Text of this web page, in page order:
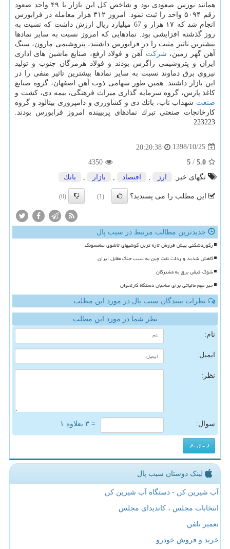
همانند بورس صعودی بود و شاخص كل این بازار با ۴۹ واحد صعود
رقم ۵۰۹۴ واحد را ثبت نمود. امروز ۳۱۲ هزار معامله در فرابورس
انجام شد كه ۱۷ هزار و 67 میلیارد ریال ارزش داشت كه نسبت به
روز گذشته افزایشی بود. نمادهایی كه امروز نسبت به سایر نمادها
بیشترین تاثیر مثبت را در فرابورس داشتند، پتروشیمی مارون، سنگ
آهن گهر زمین، شركت آهن و فولاد ارفع، صنایع ماشین های اداری
ایران و پتروشیمی زاگرس بودند و فولاد هرمزگان جنوب و تولید
نیروی برق دماوند نسبت به سایر نمادها بیشترین تاثیر منفی را در
این بازار داشتند. همین طور سهامی ذوب آهن اصفهان، گروه صنایع
كاغذ پارس، گروه سرمایه گذاری میراث فرهنگی، بیمه دی، كشت و
صنعت شهداب ناب، بانك دی و كشاورزی و دامپروری بینالود و گروه
كارخانجات صنعتی تبرك نمادهای پربیینده امروز فرابورس بودند.
223223
1398/10/25
20:20:38
5.0
/
5
4350
تگهای خبر:
ارز , اقتصاد , بازار , بانك
این مطلب را می پسندید؟ (1)
(0)
جدیدترین مطالب مرتبط در سیب پال
رکوردشکنی پیش فروش تازه ترین گوشیهای تاشوی سامسونگ
کاهش شدید واردات نفت چین به سبب جنگ مقابل ایران
شوک قبض برق به مشترکان
خبر مهم مالیاتی برای صاحبان دستگاه کارتخوان
نظرات بینندگان سیب پال در مورد این مطلب
نظر شما در مورد این مطلب
نام:
ایمیل:
نظر:
سوال: = ۳ بعلاوه ۱
لینک دوستان سیب پال
آب شیرین کن - دستگاه آب شیرین کن
انتخابات مجلس ، کاندیدای مجلس
تعمیر تلفن
خرید و فروش خودرو